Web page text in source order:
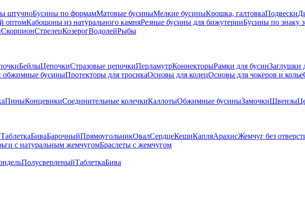
штучноБусины по формамМатовые бусиныМелкие бусиныКрошка, галтовкаПодвески
оптомКабошоны из натурального камняРезные бусины для бижутерииБусины по знаку
СкорпионСтрелецКозерогВодолейРыбы
БейлыЦепочкиСтразовые цепочкиПерламутрКоннекторыРамки для бусинЗаглушки
бусиныПротекторы для тросикаОсновы для колецОсновы для чокеров и колье
ПиныКонцевикиСоединительные колечкиКаллотыОбжимные бусиныЗамочкиШвензы
ТаблеткаБиваБарочныйПрямоугольникОвалСердцеКешиКапляАрахисЖемчуг без
с натуральным жемчугомБраслеты с жемчугом
ПолусверленыйТаблеткаБива